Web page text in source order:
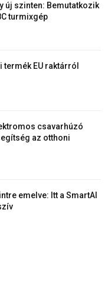
új szinten: Bemutatkozik
turmixgép
termék EU raktárról
csavarhúzó
az otthoni
emelve: Itt a SmartAI